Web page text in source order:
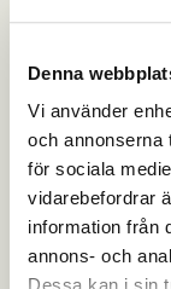
Denna
Vi använder
och annonserna
för sociala
vidarebefordrar
information från
annons- och
Anpassa för
Tillsätt lite
Öka mängden
Servera med
Anpassa för